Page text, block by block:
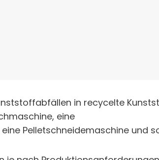
in recycelte
eine
Pelletschneidemaschine und